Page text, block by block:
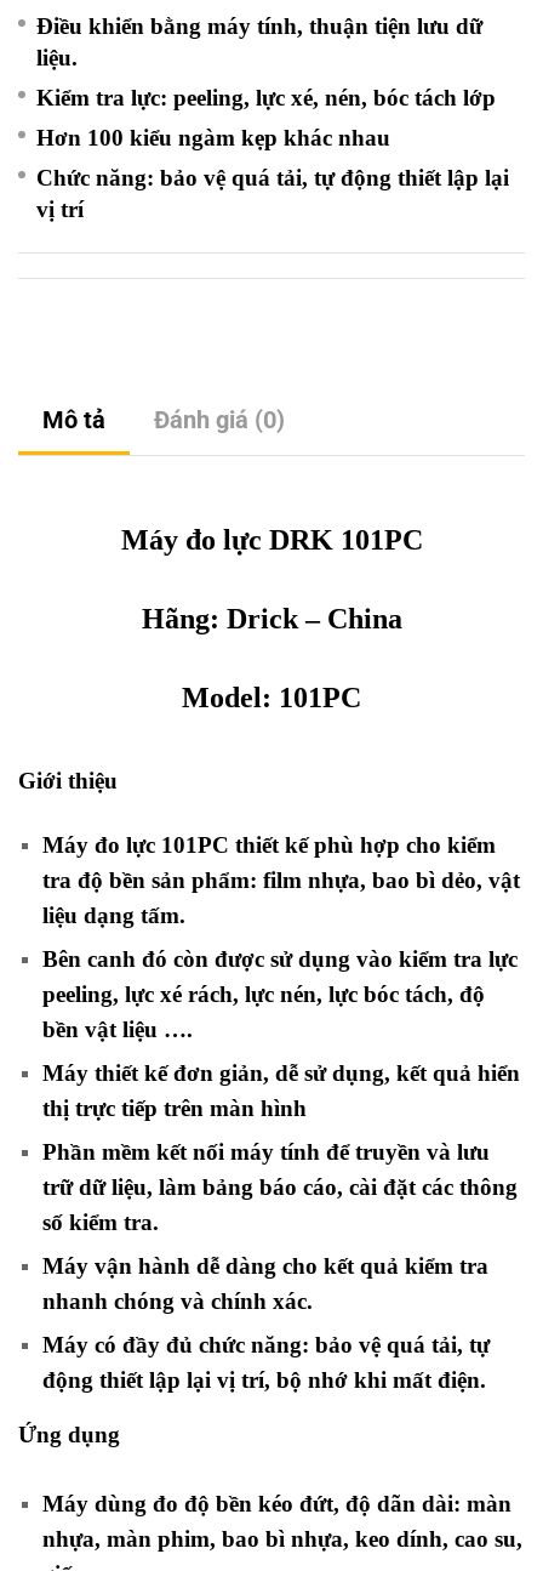
Điều khiển bằng máy tính, thuận tiện lưu dữ
liệu.
Kiểm tra lực: peeling, lực xé, nén, bóc tách lớp
Hơn 100 kiểu ngàm kẹp khác nhau
Chức năng: bảo vệ quá tải, tự động thiết lập lại
vị trí
Mô tả Đánh giá (0)
Máy đo lực DRK 101PC
Hãng: Drick– China
Model: 101PC
Giới thiệu
Máy đo lực 101PC thiết kế phù hợp cho kiểm
tra độ bền sản phẩm: film nhựa, bao bì dẻo, vật
liệu dạng tấm.
Bên canh đó còn được sử dụng vào kiểm tra lực
peeling, lực xé rách, lực nén, lực bóc tách, độ
bền vật liệu ….
Máy thiết kế đơn giản, dễ sử dụng, kết quả hiển
thị trực tiếp trên màn hình
Phần mềm kết nối máy tính để truyền và lưu
trữ dữ liệu, làm bảng báo cáo, cài đặt các thông
số kiểm tra.
Máy vận hành dễ dàng cho kết quả kiểm tra
nhanh chóng và chính xác.
Máy có đầy đủ chức năng: bảo vệ quá tải, tự
động thiết lập lại vị trí, bộ nhớ khi mất điện.
Ứng dụng
Máy dùng đo độ bền kéo đứt, độ dãn dài: màn
nhựa, màn phim, bao bì nhựa, keo dính, cao su,